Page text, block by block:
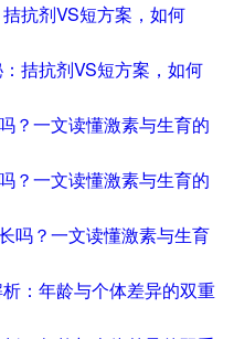
抗剂VS短方案，如何
？一文读懂激素与生育的
？一文读懂激素与生育的
：年龄与个体差异的双重